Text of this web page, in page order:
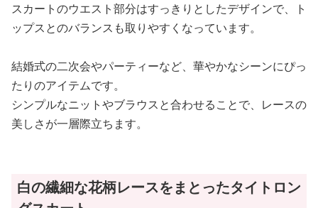
スカートのウエスト部分はすっきりとしたデザインで、ト
ップスとのバランスも取りやすくなっています。
結婚式の二次会やパーティーなど、華やかなシーンにぴっ
たりのアイテムです。
シンプルなニットやブラウスと合わせることで、レースの
美しさが一層際立ちます。
白の繊細な花柄レースをまとったタイトロン